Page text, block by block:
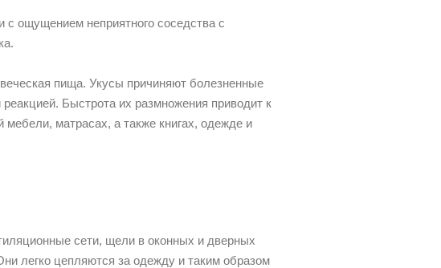
ощущением неприятного соседства с
пища. Укусы причиняют болезненные
Быстрота их размножения приводит к
матрасах, а также книгах, одежде и
сети, щели в оконных и дверных
легко цепляются за одежду и таким образом